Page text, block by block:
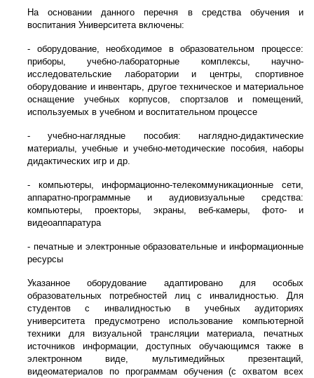
На основании данного перечня в средства обучения и
воспитания Университета включены:
- оборудование, необходимое в образовательном процессе:
приборы, учебно-лабораторные комплексы, научно-
исследовательские лаборатории и центры, спортивное
оборудование и инвентарь, другое техническое и материальное
оснащение учебных корпусов, спортзалов и помещений,
используемых в учебном и воспитательном процессе
- учебно-наглядные пособия: наглядно-дидактические
материалы, учебные и учебно-методические пособия, наборы
дидактических игр и др.
- компьютеры, информационно-телекоммуникационные сети,
аппаратно-программные и аудиовизуальные средства:
компьютеры, проекторы, экраны, веб-камеры, фото- и
видеоаппаратура
- печатные и электронные образовательные и информационные
ресурсы
Указанное оборудование адаптировано для особых
образовательных потребностей лиц с инвалидностью. Для
студентов с инвалидностью в учебных аудиториях
университета предусмотрено использование компьютерной
техники для визуальной трансляции материала, печатных
источников информации, доступных обучающимся также в
электронном виде, мультимедийных презентаций,
видеоматериалов по программам обучения (с охватом всех